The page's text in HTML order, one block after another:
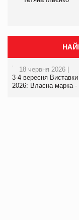
18 червня 2026 |
3-4 вересня
2026: Власна марка -